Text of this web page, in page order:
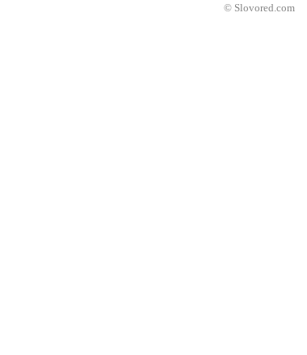
© Slovored.com